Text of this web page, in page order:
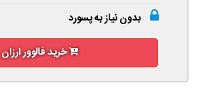
بدون نیاز به پسورد
خرید فالوور ارزان